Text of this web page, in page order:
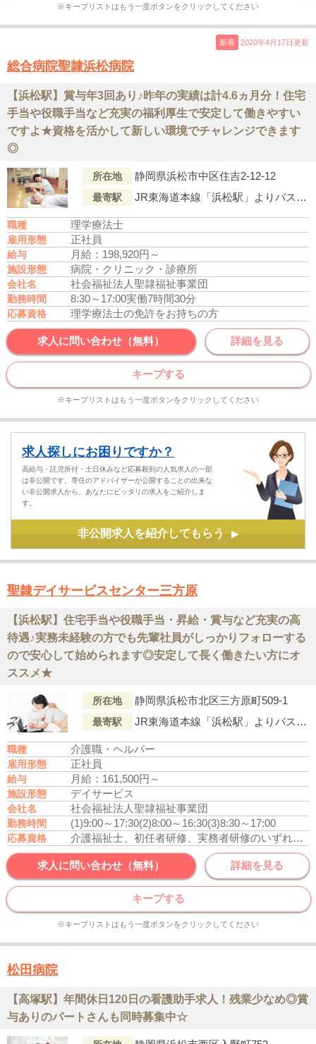
※キープリストはもう一度ボタンをクリックしてください
新着 2020年4月17日更新
総合病院聖隷浜松病院
【浜松駅】賞与年3回あり♪昨年の実績は計4.6ヵ月分！住宅
手当や役職手当など充実の福利厚生で安定して働きやすい
ですよ★資格を活かして新しい環境でチャレンジできます
◎
所在地 静岡県浜松市中区住吉2-12-12
最寄駅 JR東海道本線「浜松駅」よりバス「せいれい病院（バス停）」下車徒歩1分
職種 理学療法士
雇用形態 正社員
給与 月給：198,920円～
施設形態 病院・クリニック・診療所
会社名 社会福祉法人聖隷福祉事業団
勤務時間 8:30～17:00実働7時間30分
応募資格 理学療法士の免許をお持ちの方
求人に問い合わせ（無料） 詳細を見る
キープする
※キープリストはもう一度ボタンをクリックしてください
求人探しにお困りですか？
高給与・託児所付・土日休みなど応募殺到の人気求人の一部
は非公開です。専任のアドバイザーが公開することの出来な
い非公開求人から、あなたにピッタリの求人をご紹介しま
す。
非公開求人を紹介してもらう ▶
聖隷デイサービスセンター三方原
【浜松駅】住宅手当や役職手当・昇給・賞与など充実の高
待遇♪実務未経験の方でも先輩社員がしっかりフォローする
ので安心して始められます◎安定して長く働きたい方にオ
ススメ★
所在地 静岡県浜松市北区三方原町509-1
最寄駅 JR東海道本線「浜松駅」よりバス「三方原（バス停）」下車徒歩1分
職種 介護職・ヘルパー
雇用形態 正社員
給与 月給：161,500円～
施設形態 デイサービス
会社名 社会福祉法人聖隷福祉事業団
勤務時間 (1)9:00～17:30(2)8:00～16:30(3)8:30～17:00
応募資格 介護福祉士、初任者研修、実務者研修のいずれかの資格をお持ちの方
求人に問い合わせ（無料） 詳細を見る
キープする
※キープリストはもう一度ボタンをクリックしてください
松田病院
【高塚駅】年間休日120日の看護助手求人！残業少なめ◎賞
与ありのパートさんも同時募集中☆